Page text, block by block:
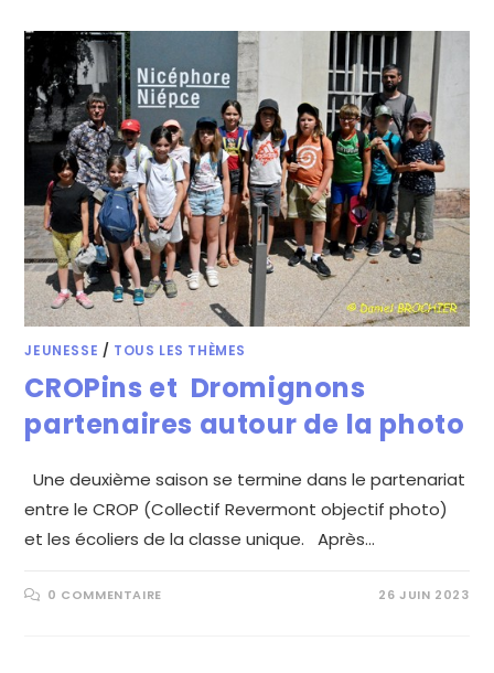
JEUNESSE / TOUS LES THÈMES
CROPins et Dromignons
partenaires autour de la photo
Une deuxième saison se termine dans le partenariat
entre le CROP (Collectif Revermont objectif photo)
et les écoliers de la classe unique. Après…
0 COMMENTAIRE 26 JUIN 2023